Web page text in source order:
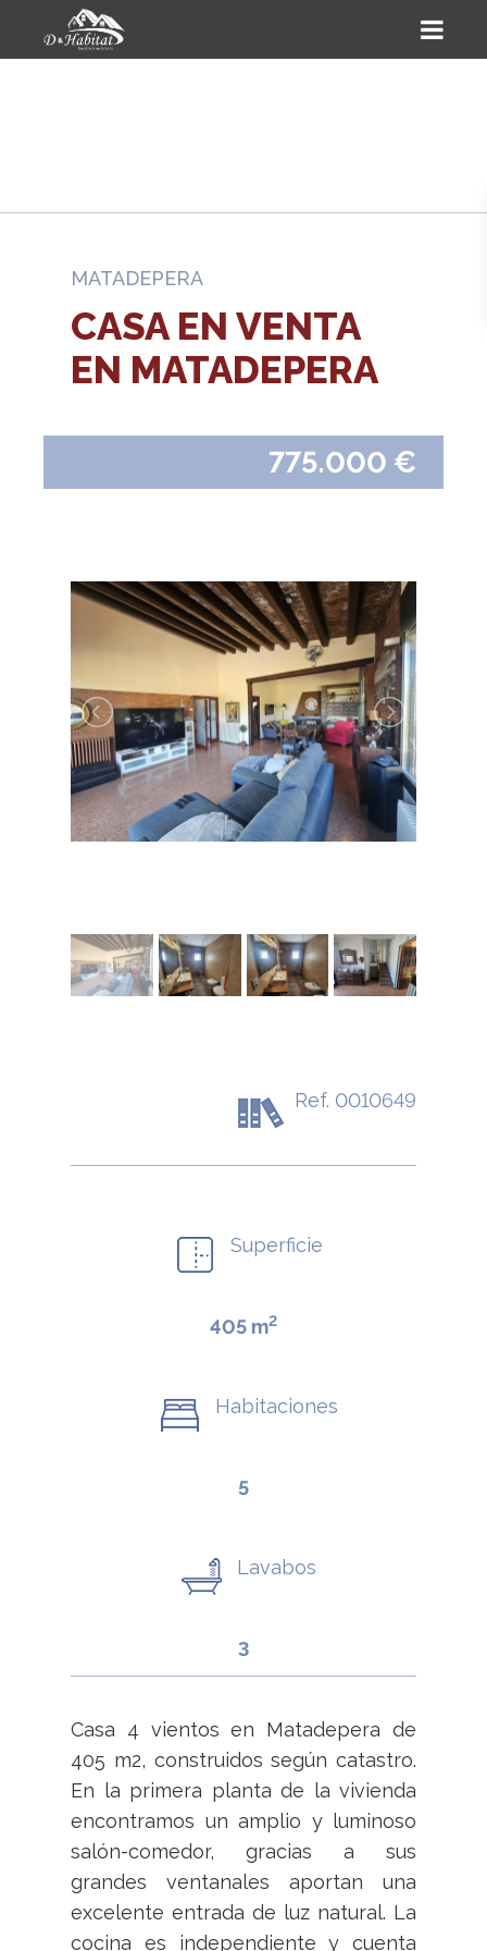
MATADEPERA
CASA EN VENTA
EN MATADEPERA
775.000 €
Ref. 0010649
Superficie
405 m2
Habitaciones
5
Lavabos
3
Casa 4 vientos en Matadepera de
405 m2, construidos según catastro.
En la primera planta de la vivienda
encontramos un amplio y luminoso
salón-comedor, gracias a sus
grandes ventanales aportan una
excelente entrada de luz natural. La
cocina es independiente y cuenta